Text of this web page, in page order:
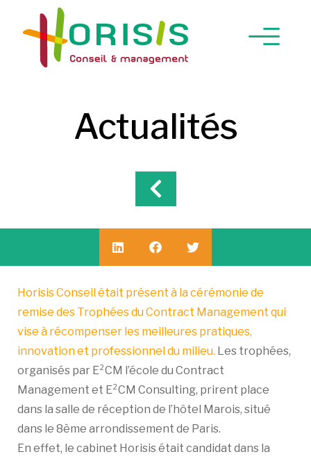
Actualités
Horisis Conseil était présent à la cérémonie de
remise des Trophées du Contract Management qui
vise à récompenser les meilleures pratiques,
innovation et professionnel du milieu. Les trophées,
organisés par E²CM l’école du Contract
Management et E²CM Consulting, prirent place
dans la salle de réception de l’hôtel Marois, situé
dans le 8ème arrondissement de Paris.
En effet, le cabinet Horisis était candidat dans la